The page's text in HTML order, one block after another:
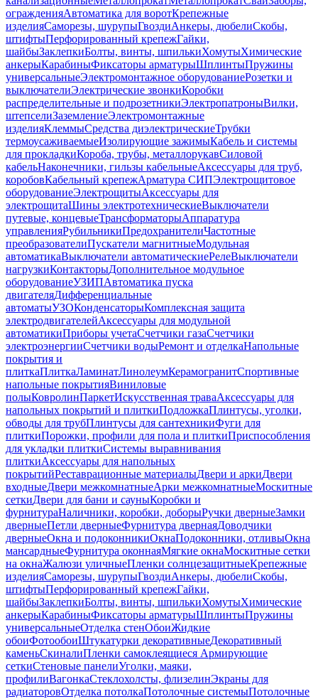
огражденияАвтоматика для воротКрепежные
изделияСаморезы, шурупыГвоздиАнкеры, дюбелиСкобы,
штифтыПерфорированный крепежГайки,
шайбыЗаклепкиБолты, винты, шпилькиХомутыХимические
анкерыКарабиныФиксаторы арматурыШплинтыПружины
универсальныеЭлектромонтажное оборудованиеРозетки и
выключателиЭлектрические звонкиКоробки
распределительные и подрозетникиЭлектропатроныВилки,
штепселиЗаземлениеЭлектромонтажные
изделияКлеммыСредства диэлектрическиеТрубки
термоусаживаемыеИзолирующие зажимыКабель и системы
для прокладкиКороба, трубы, металлорукавСиловой
кабельНаконечники, гильзы кабельныеАксессуары для труб,
коробовКабельный крепежАрматура СИПЭлектрощитовое
оборудованиеЭлектрощитыАксессуары для
электрощитаШины электротехническиеВыключатели
путевые, концевыеТрансформаторыАппаратура
управленияРубильникиПредохранителиЧастотные
преобразователиПускатели магнитныеМодульная
автоматикаВыключатели автоматическиеРелеВыключатели
нагрузкиКонтакторыДополнительное модульное
оборудованиеУЗИПАвтоматика пуска
двигателяДифференциальные
автоматыУЗОКонденсаторыКомплексная защита
электродвигателейАксессуары для модульной
автоматикиПриборы учетаСчетчики газаСчетчики
электроэнергииСчетчики водыРемонт и отделкаНапольные
покрытия и
плиткаПлиткаЛаминатЛинолеумКерамогранитСпортивные
напольные покрытияВиниловые
полыКовролинПаркетИскусственная траваАксессуары для
напольных покрытий и плиткиПодложкаПлинтусы, уголки,
обводы для трубПлинтусы для сантехникиФуги для
плиткиПорожки, профили для пола и плиткиПриспособления
для укладки плиткиСистемы выравнивания
плиткиАксессуары для напольных
покрытийРеставрационные материалыДвери и аркиДвери
входныеДвери межкомнатныеАрки межкомнатныеМоскитные
сеткиДвери для бани и сауныКоробки и
фурнитураНаличники, коробки, доборыРучки дверныеЗамки
дверныеПетли дверныеФурнитура двернаяДоводчики
дверныеОкна и подоконникиОкнаПодоконники, отливыОкна
мансардныеФурнитура оконнаяМягкие окнаМоскитные сетки
на окнаЖалюзи уличныеПленки солнцезащитныеКрепежные
изделияСаморезы, шурупыГвоздиАнкеры, дюбелиСкобы,
штифтыПерфорированный крепежГайки,
шайбыЗаклепкиБолты, винты, шпилькиХомутыХимические
анкерыКарабиныФиксаторы арматурыШплинтыПружины
универсальныеОтделка стенОбоиЖидкие
обоиФотообоиШтукатурки декоративныеДекоративный
каменьСкиналиПленки самоклеящиеся Армирующие
сеткиСтеновые панелиУголки, маяки,
профилиВагонкаСтеклохолсты, флизелинЭкраны для
радиаторовОтделка потолкаПотолочные системыПотолочные